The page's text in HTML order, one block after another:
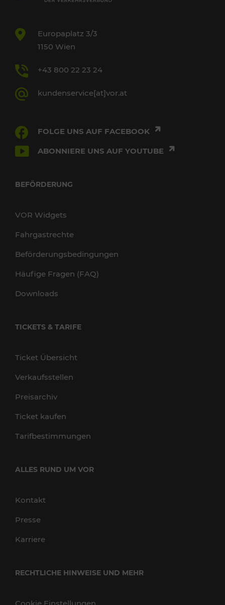
Europaplatz 3/3
1150 Wien
+43 800 22 23 24
kundenservice[at]vor.at
FOLGE UNS AUF FACEBOOK
ABONNIERE UNS AUF YOUTUBE
BEFÖRDERUNG
VOR Widgets
Fahrgastrechte
Beförderungsbedingungen
Häufige Fragen (FAQ)
Downloads
TICKETS & TARIFE
Ticket Übersicht
Verkaufsstellen
Preisarchiv
Ticket kaufen
Tarifbestimmungen
ALLES RUND UM VOR
Kontakt
Presse
Karriere
RECHTLICHE HINWEISE UND MEHR